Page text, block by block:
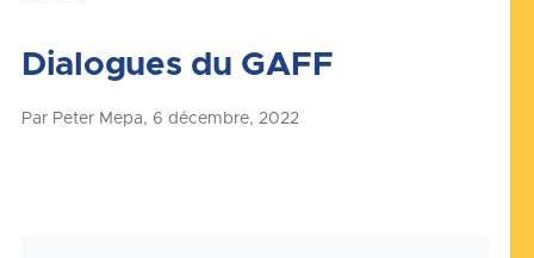
d'Ariane
Dialogues du GAFF
Par Peter Mepa, 6 décembre, 2022